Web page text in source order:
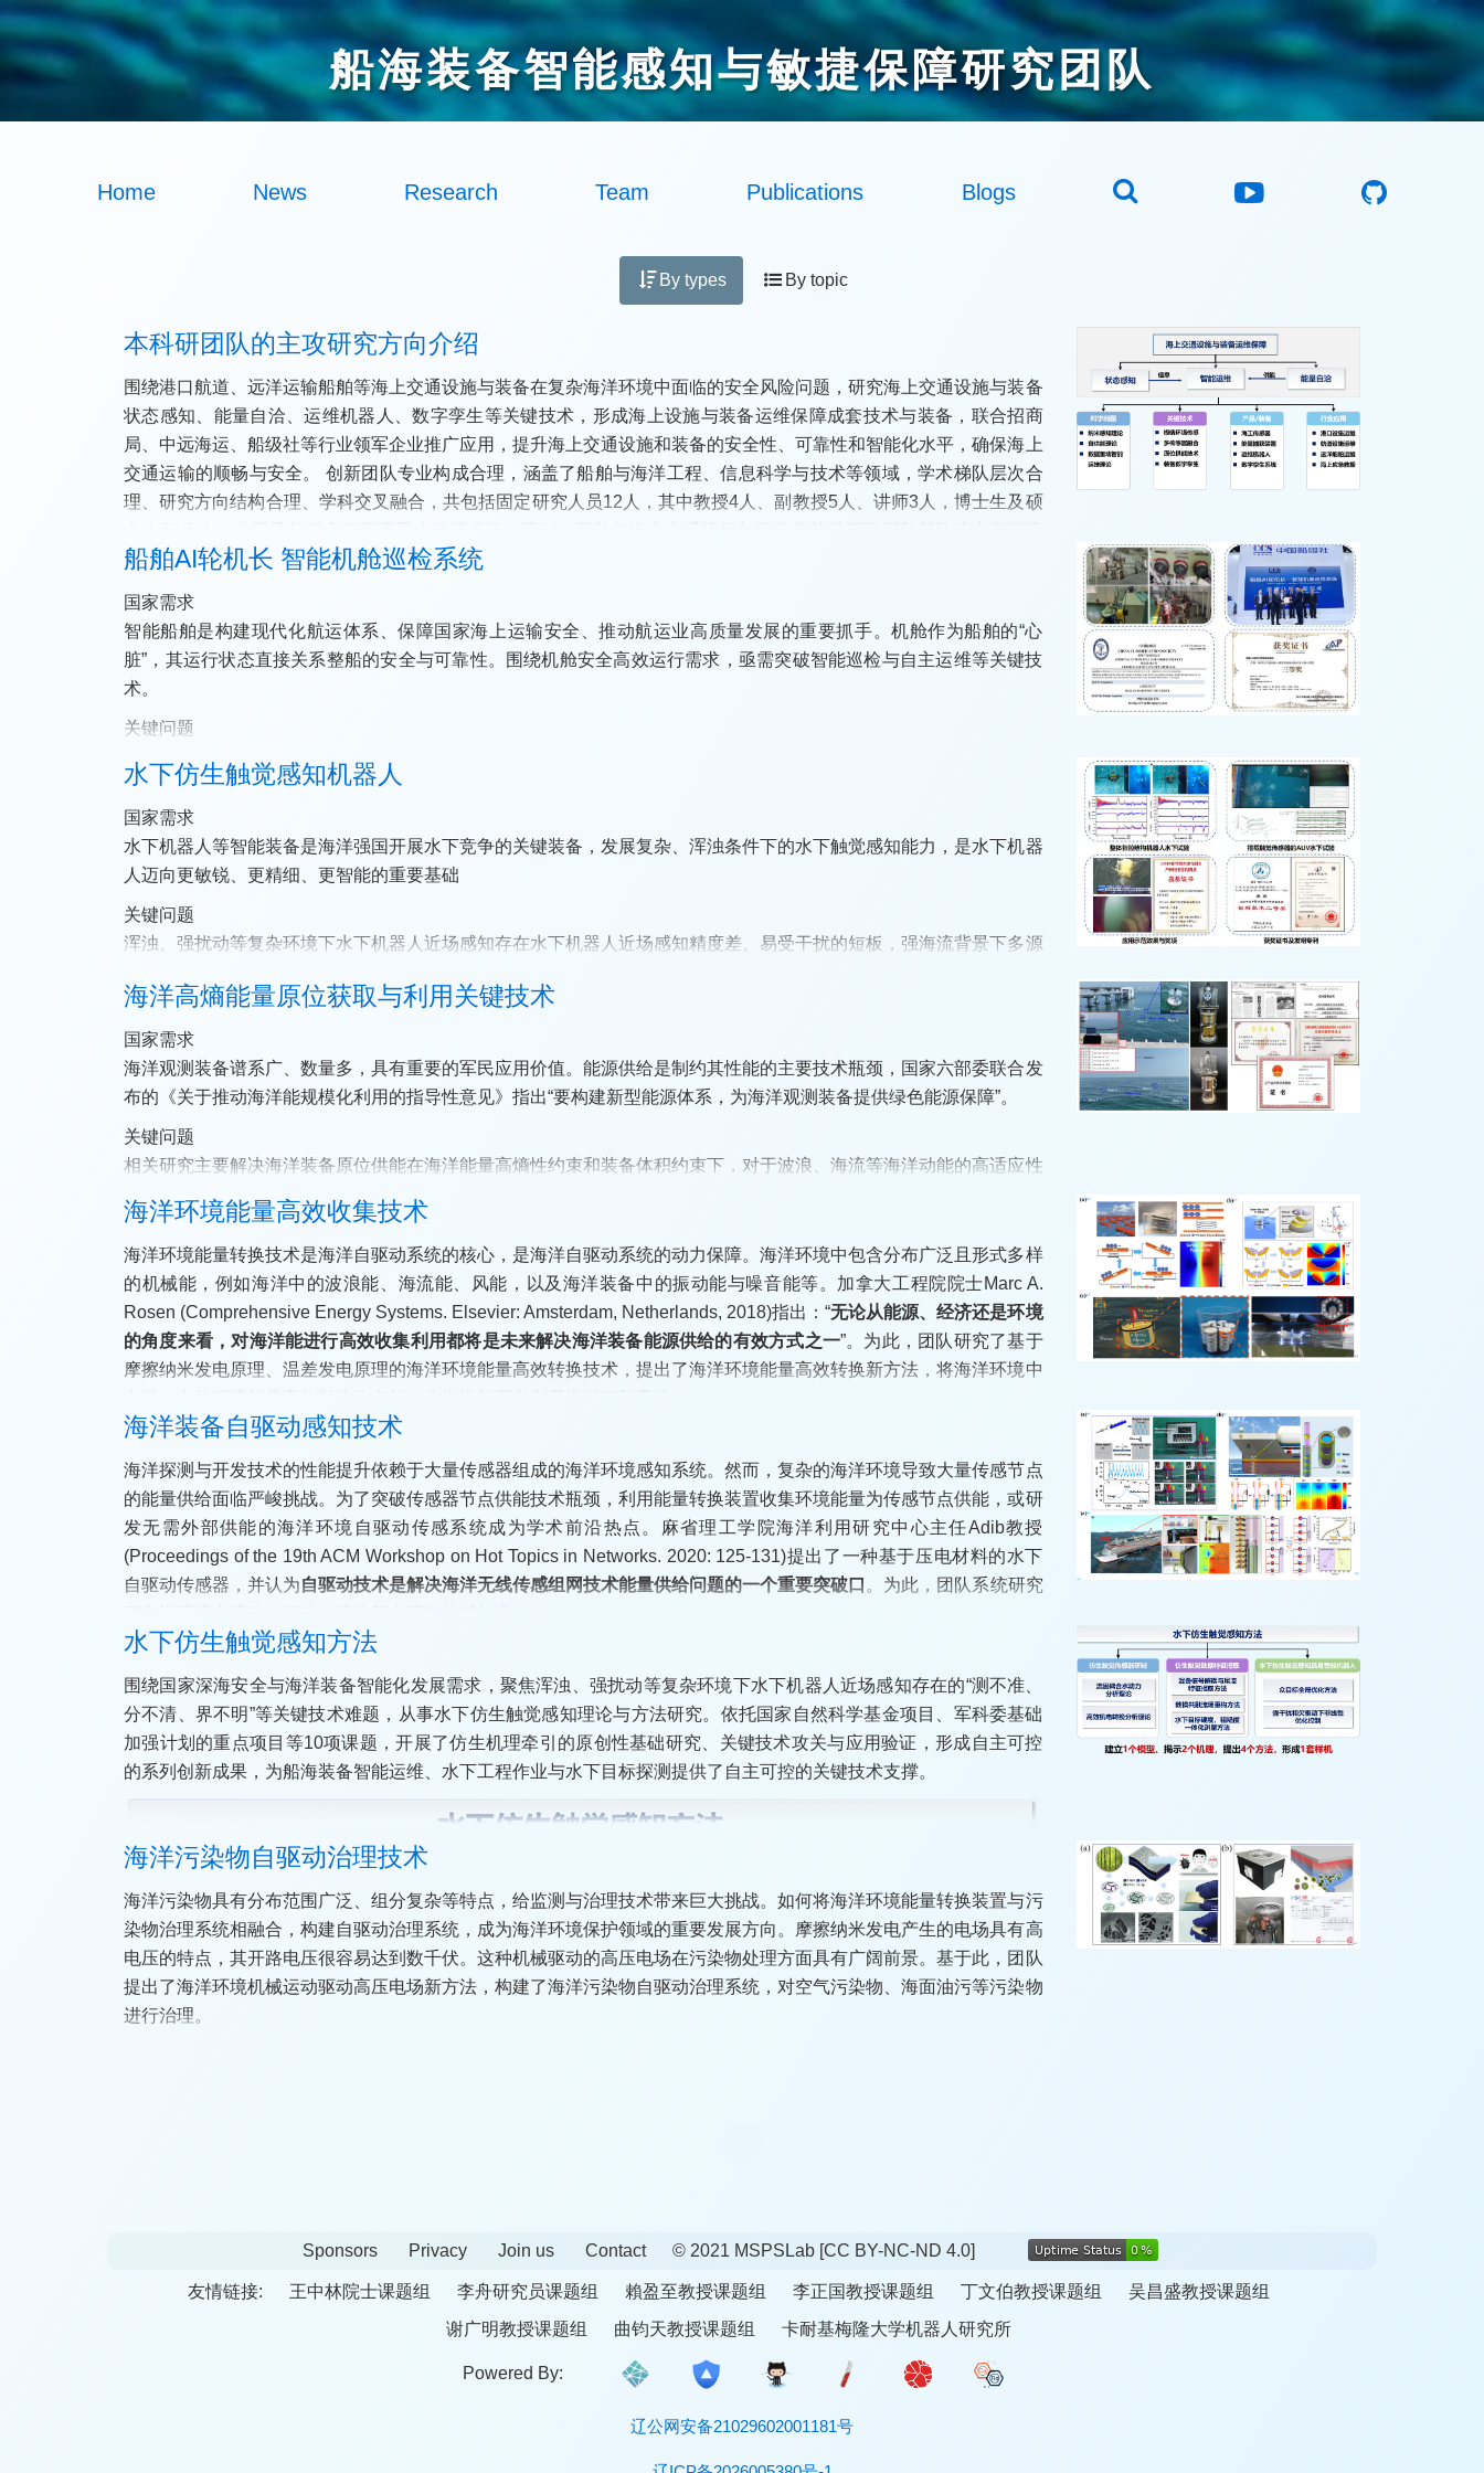
船海装备智能感知与敏捷保障研究团队
Home News Research Team Publications Blogs
By types By topic
本科研团队的主攻研究方向介绍
围绕港口航道、远洋运输船舶等海上交通设施与装备在复杂海洋环境中面临的安全风险问题，研究海上交通设施与装备
状态感知、能量自洽、运维机器人、数字孪生等关键技术，形成海上设施与装备运维保障成套技术与装备，联合招商
局、中远海运、船级社等行业领军企业推广应用，提升海上交通设施和装备的安全性、可靠性和智能化水平，确保海上
交通运输的顺畅与安全。 创新团队专业构成合理，涵盖了船舶与海洋工程、信息科学与技术等领域，学术梯队层次合
理、研究方向结构合理、学科交叉融合，共包括固定研究人员12人，其中教授4人、副教授5人、讲师3人，博士生及硕
合作关系，形成了一支跨领域、跨部门、跨学科的创新团队。
船舶AI轮机长 智能机舱巡检系统
国家需求
智能船舶是构建现代化航运体系、保障国家海上运输安全、推动航运业高质量发展的重要抓手。机舱作为船舶的“心
脏”，其运行状态直接关系整船的安全与可靠性。围绕机舱安全高效运行需求，亟需突破智能巡检与自主运维等关键技
术。
关键问题
系统融合不足等长期存在的行业痛点问题，提出了面向船舶机电舱室复杂工况的“船舶AI轮机长-智能机舱巡检系统”。
核心技术
突破大模型驱动的跨模态统一语义建模方法，解决机舱多源感知数据难融合与弱关联推理难题；攻克连续视频流多尺度
时序语义聚合技术，解决长周期巡检中慢变隐患识别可靠性不足问题；提出具身智能分层嵌套推理框架，破解复杂设备
集群协同诊断与自主处置难题。
成果应用
系统已完成核心功能的整体设计、原理验证和实验条件下技术测试，整体成熟度达到关键技术验证阶段。系统已实现巡
检路径覆盖与自主巡航，并具备多模态感知、智能仪表识别、大模型辅助决策以及机械臂辅助作业等能力。相关成果已
获得中国船级社颁发的原理认可证书，并在综合交通运输大模型智能体创新应用大赛中获得全国三等奖，为后续实船应
用和工程推广奠定了基础。
水下仿生触觉感知机器人
国家需求
水下机器人等智能装备是海洋强国开展水下竞争的关键装备，发展复杂、浑浊条件下的水下触觉感知能力，是水下机器
人迈向更敏锐、更精细、更智能的重要基础
关键问题
浑浊、强扰动等复杂环境下水下机器人近场感知存在水下机器人近场感知精度差、易受干扰的短板，强海流背景下多源
核心技术
发明了系列抗干扰、高精度水下仿生触觉传感器，传感器灵敏度达1.23 mV/Pa，领先于国外0.057 mV/Pa；提出了基于
自适应变分模态分解的混叠信号解耦与触觉特征提取方法；研发了高静压环境下双层柔性中空密封屏蔽技术；建立了数
模共融的超分辨率流场重构模型，提升了4倍流场重构空间分辨率。
成果应用
提升5倍，海产品捕捞效率提升2倍。相关成果获辽宁省自然科学二等奖、中国仿真学会科学技术创新二等奖、中国产
学研合作促进会创新成果奖一等奖，为水下机器人环境识别与精细操作提供关键技术支撑。
海洋高熵能量原位获取与利用关键技术
国家需求
海洋观测装备谱系广、数量多，具有重要的军民应用价值。能源供给是制约其性能的主要技术瓶颈，国家六部委联合发
布的《关于推动海洋能规模化利用的指导性意见》指出“要构建新型能源体系，为海洋观测装备提供绿色能源保障”。
关键问题
相关研究主要解决海洋装备原位供能在海洋能量高熵性约束和装备体积约束下，对于波浪、海流等海洋动能的高适应性
俘获、机电转换和集成利用问题。
一、将水动力建模方法与摩擦纳米发电结合，建立了流-机-电转换模型，揭示了俘能构型、动力环境对装置性能的影响
机制；二、研发了新型波浪能摩擦纳米发电装置，实现了对多自由度动能的有效利用，在鲁棒性、集成性等方面具有显
著优势；三、首创了柔性摩擦纳米发电薄膜构型，突破传统海流发电的启动流速瓶颈，对于水下物联网节点供能潜力巨
大。
成果应用
研制的新型波浪能发电装置已实现对小型分布式海洋浮标的原位供能，成功应用于上海勘测设计研究院等单位，获得科
技部全国颠覆性技术创新大赛领域赛优秀奖，入选交通运输部重大科技创新成果。中国交通报以《新型波浪能自供电浮
海洋环境能量高效收集技术
海洋环境能量转换技术是海洋自驱动系统的核心，是海洋自驱动系统的动力保障。海洋环境中包含分布广泛且形式多样
的机械能，例如海洋中的波浪能、海流能、风能，以及海洋装备中的振动能与噪音能等。加拿大工程院院士Marc A.
Rosen (Comprehensive Energy Systems. Elsevier: Amsterdam, Netherlands, 2018)指出：“无论从能源、经济还是环境
的角度来看，对海洋能进行高效收集利用都将是未来解决海洋装备能源供给的有效方式之一”。为此，团队研究了基于
摩擦纳米发电原理、温差发电原理的海洋环境能量高效转换技术，提出了海洋环境能量高效转换新方法，将海洋环境中
海洋装备自驱动感知技术
海洋探测与开发技术的性能提升依赖于大量传感器组成的海洋环境感知系统。然而，复杂的海洋环境导致大量传感节点
的能量供给面临严峻挑战。为了突破传感器节点供能技术瓶颈，利用能量转换装置收集环境能量为传感节点供能，或研
发无需外部供能的海洋环境自驱动传感系统成为学术前沿热点。麻省理工学院海洋利用研究中心主任Adib教授
(Proceedings of the 19th ACM Workshop on Hot Topics in Networks. 2020: 125-131)提出了一种基于压电材料的水下
自驱动传感器，并认为自驱动技术是解决海洋无线传感组网技术能量供给问题的一个重要突破口 。为此，团队系统研究
水下仿生触觉感知方法
围绕国家深海安全与海洋装备智能化发展需求，聚焦浑浊、强扰动等复杂环境下水下机器人近场感知存在的“测不准、
分不清、界不明”等关键技术难题，从事水下仿生触觉感知理论与方法研究。依托国家自然科学基金项目、军科委基础
加强计划的重点项目等10项课题，开展了仿生机理牵引的原创性基础研究、关键技术攻关与应用验证，形成自主可控
的系列创新成果，为船海装备智能运维、水下工程作业与水下目标探测提供了自主可控的关键技术支撑。
海洋污染物自驱动治理技术
海洋污染物具有分布范围广泛、组分复杂等特点，给监测与治理技术带来巨大挑战。如何将海洋环境能量转换装置与污
染物治理系统相融合，构建自驱动治理系统，成为海洋环境保护领域的重要发展方向。摩擦纳米发电产生的电场具有高
电压的特点，其开路电压很容易达到数千伏。这种机械驱动的高压电场在污染物处理方面具有广阔前景。基于此，团队
提出了海洋环境机械运动驱动高压电场新方法，构建了海洋污染物自驱动治理系统，对空气污染物、海面油污等污染物
进行治理。
Sponsors Privacy Join us Contact © 2021 MSPSLab [CC BY-NC-ND 4.0]
友情链接: 王中林院士课题组 李舟研究员课题组 賴盈至教授课题组 李正国教授课题组 丁文伯教授课题组
吴昌盛教授课题组
谢广明教授课题组
曲钧天教授课题组 卡耐基梅隆大学机器人研究所
Powered By:
辽公网安备21029602001181号